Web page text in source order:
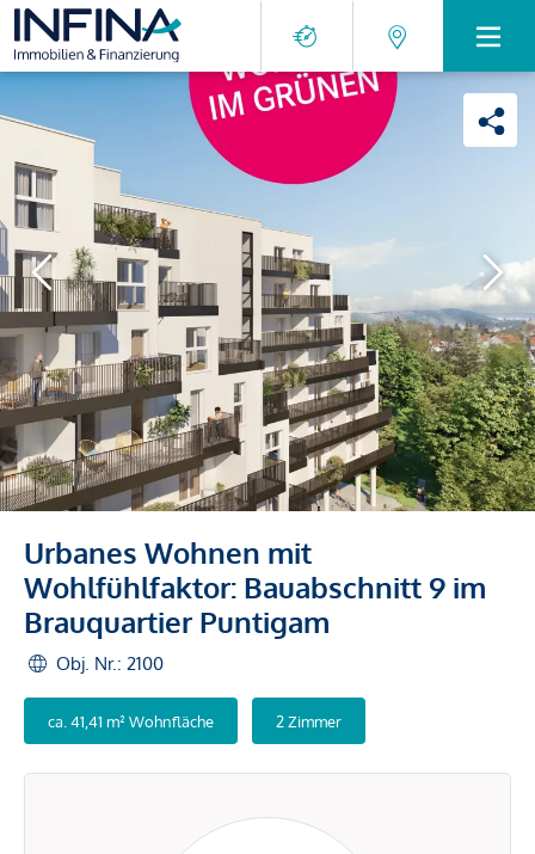
Urbanes Wohnen mit
Wohlfühlfaktor: Bauabschnitt 9 im
Brauquartier Puntigam
Obj. Nr.: 2100
ca. 41,41 m² Wohnfläche 2 Zimmer